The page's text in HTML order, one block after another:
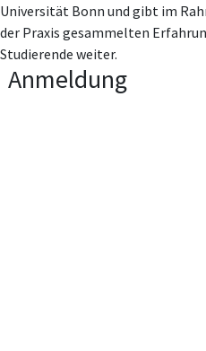
Universität Bonn und gibt im
der Praxis gesammelten
Studierende weiter.
Anmeldung